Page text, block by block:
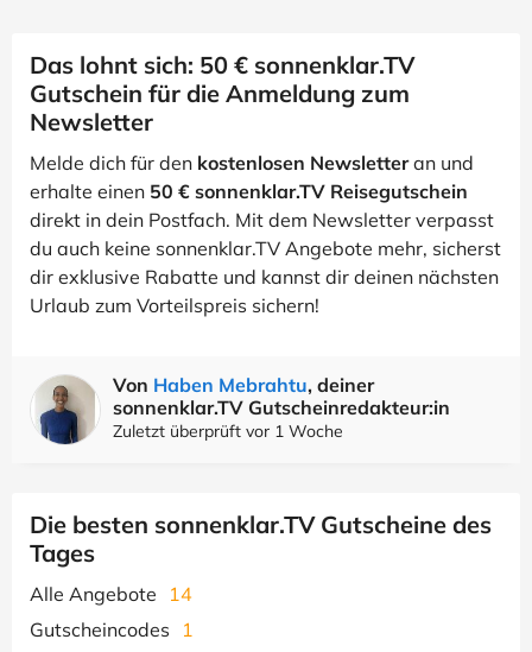
Das lohnt sich: 50 € sonnenklar.TV
Gutschein für die Anmeldung zum
Newsletter
Melde dich für den kostenlosen Newsletteran und
erhalte einen 50 € sonnenklar.TV Reisegutschein
direkt in dein Postfach. Mit dem Newsletter verpasst
du auch keine sonnenklar.TV Angebote mehr, sicherst
dir exklusive Rabatte und kannst dir deinen nächsten
Urlaub zum Vorteilspreis sichern!
Von Haben Mebrahtu, deiner
sonnenklar.TV Gutscheinredakteur:in
Zuletzt überprüft vor 1 Woche
Die besten sonnenklar.TV Gutscheine des
Tages
Alle Angebote
14
Gutscheincodes
1